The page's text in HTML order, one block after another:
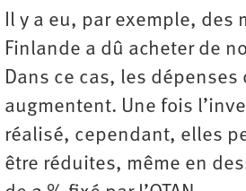
Il y a eu, par exemple, des
Finlande a dû acheter de
Dans ce cas, les dépenses
augmentent. Une fois
réalisé, cependant, elles
être réduites, même en